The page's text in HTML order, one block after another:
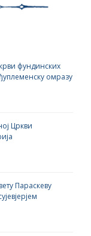
фундинских
омразу
Цркви
Параскеву